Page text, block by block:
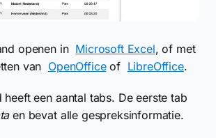
openen in Microsoft Excel, of met
van OpenOfficeof LibreOffice.
heeft een aantal tabs. De eerste tab
en bevat alle gespreksinformatie.